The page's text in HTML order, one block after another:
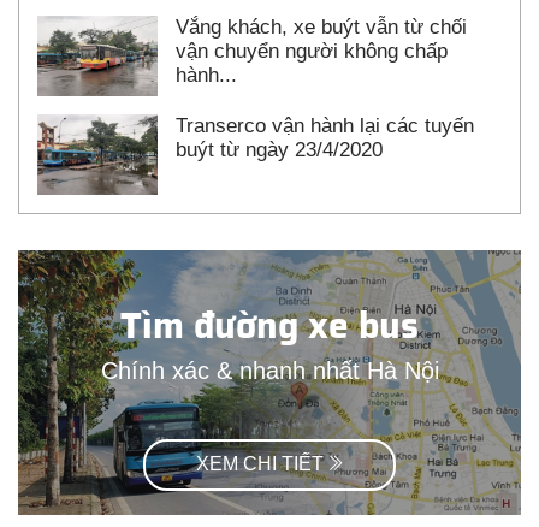
Vắng khách, xe buýt vẫn từ chối
vận chuyển người không chấp
hành...
Transerco vận hành lại các tuyến
buýt từ ngày 23/4/2020
Tìm đường xe bus
Chính xác & nhanh nhất Hà Nội
XEM CHI TIẾT